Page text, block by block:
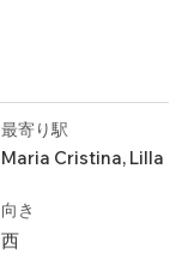
最寄り駅
Maria Cristina, Lilla
向き
西